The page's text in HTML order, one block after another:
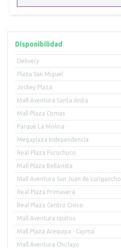
Disponibilidad
Delivery
Plaza San Miguel
Jockey Plaza
Mall Aventura Santa Anita
Mall Plaza Comas
Parque La Molina
Megaplaza Independencia
Real Plaza Puruchuco
Mall Plaza Bellavista
Mall Aventura San Juan de Lurigancho
Real Plaza Primavera
Real Plaza Centro Civico
Mall Aventura Iquitos
Mall Plaza Arequipa - Cayma
Mall Aventura Chiclayo